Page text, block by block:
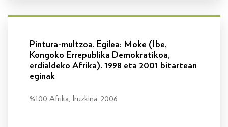
Pintura-multzoa. Egilea: Moke (Ibe,
Kongoko Errepublika Demokratikoa,
erdialdeko Afrika). 1998 eta 2001 bitartean
eginak
%100 Afrika, Iruzkina, 2006